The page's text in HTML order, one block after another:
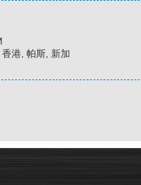
港, 帕斯, 新加